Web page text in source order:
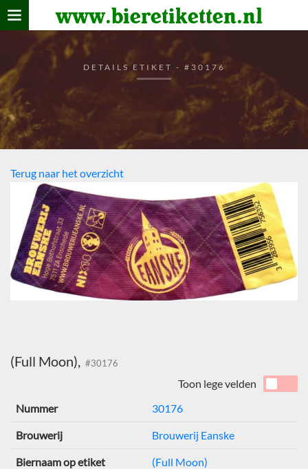
www.bieretiketten.nl
Home
verzamelen
De bierkaart
Bezoekers
DETAILS ETIKET - #30176
Terug naar het overzicht
(Full Moon), #30176
Toon lege velden
Nummer
30176
Brouwerij Brouwerij Eanske
Biernaam op etiket (Full Moon)